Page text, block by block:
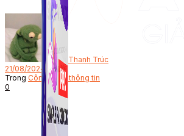
Bởi
Thanh Trúc
21/08/2024
Trong Công nghệ thông tin
0